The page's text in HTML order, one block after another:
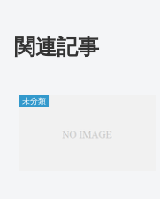
関連記事
未分類